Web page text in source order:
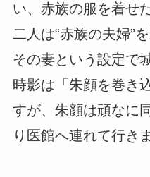
い、赤族の服を着せ
二人は“赤族の夫婦”
その妻という設定で
時影は「朱顔を巻き
すが、朱顔は頑なに
り医館へ連れて行き